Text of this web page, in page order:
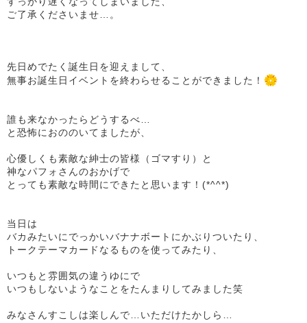
ご了承くださいませ…。
先日めでたく誕生日を迎えまして、
無事お誕生日イベントを終わらせることができました！
誰も来なかったらどうするべ…
と恐怖におののいてましたが、
心優しくも素敵な紳士の皆様（ゴマすり）と
神なパフォさんのおかげで
とっても素敵な時間にできたと思います！(*^^*)
当日は
バカみたいにでっかいバナナボートにかぶりついたり、
トークテーマカードなるものを使ってみたり、
いつもと雰囲気の違うゆにで
いつもしないようなことをたんまりしてみました笑
みなさんすこしは楽しんで…いただけたかしら…